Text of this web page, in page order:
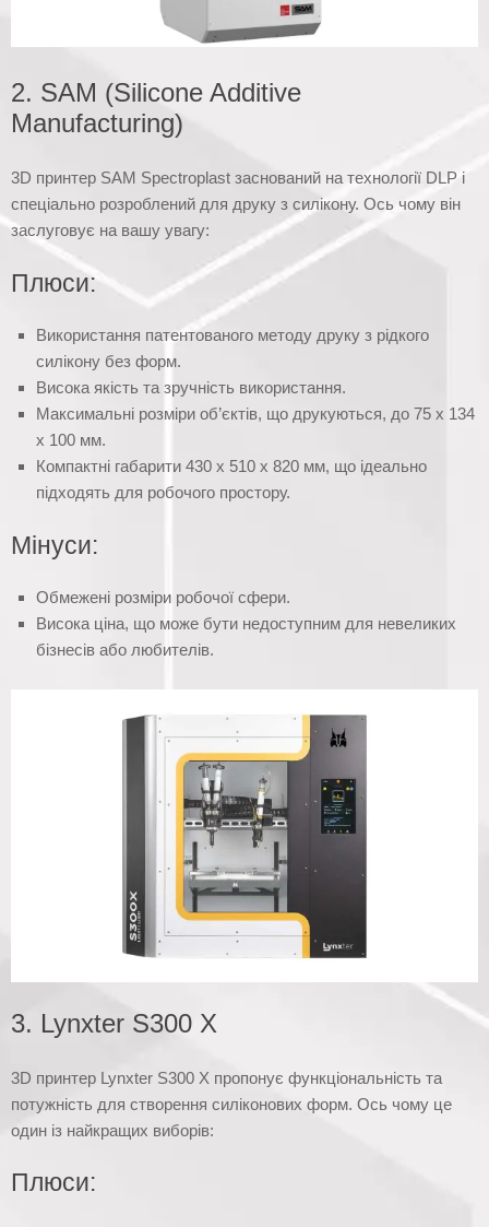
2. SAM (Silicone Additive
Manufacturing)
3D принтер SAM Spectroplast заснований на технології DLP і
спеціально розроблений для друку з силікону. Ось чому він
заслуговує на вашу увагу:
Плюси:
Використання патентованого методу друку з рідкого
силікону без форм.
Висока якість та зручність використання.
Максимальні розміри об’єктів, що друкуються, до 75 х 134
х 100 мм.
Компактні габарити 430 х 510 х 820 мм, що ідеально
підходять для робочого простору.
Мінуси:
Обмежені розміри робочої сфери.
Висока ціна, що може бути недоступним для невеликих
бізнесів або любителів.
3. Lynxter S300 X
3D принтер Lynxter S300 X пропонує функціональність та
потужність для створення силіконових форм. Ось чому це
один із найкращих виборів:
Плюси: